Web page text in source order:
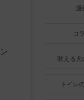
漫
コ
吠える犬
トイレ